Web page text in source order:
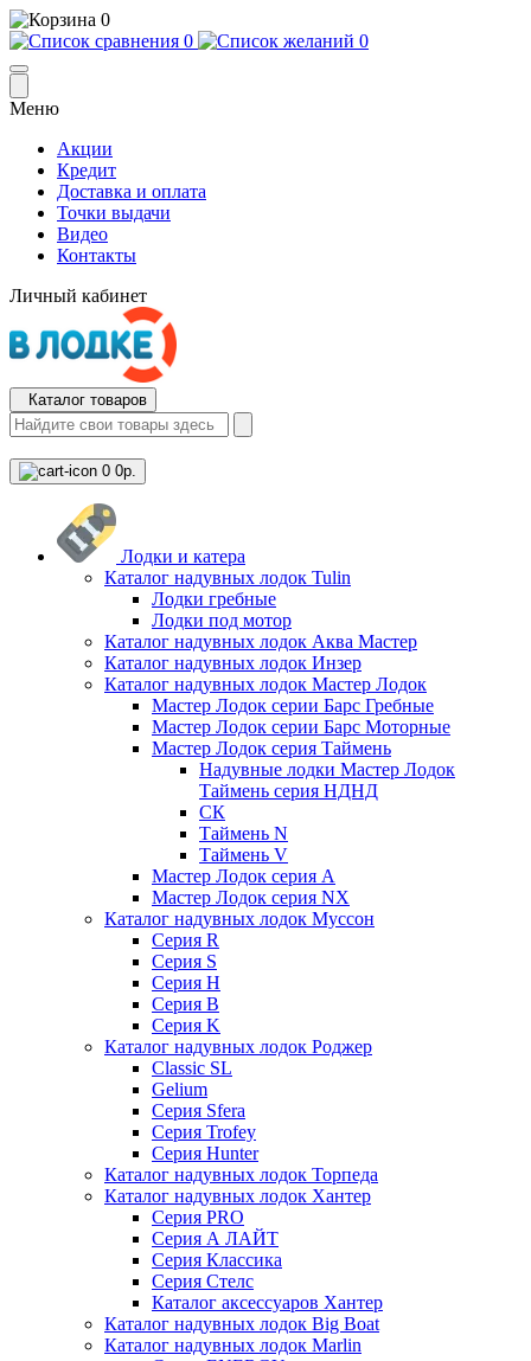
0
0
0
Меню
Акции
Кредит
Доставка и оплата
Точки выдачи
Видео
Контакты
Личный кабинет
Каталог товаров
0 0р.
Лодки и катера
Каталог надувных лодок Tulin
Лодки гребные
Лодки под мотор
Каталог надувных лодок Аква Мастер
Каталог надувных лодок Инзер
Каталог надувных лодок Мастер Лодок
Мастер Лодок серии Барс Гребные
Мастер Лодок серии Барс Моторные
Мастер Лодок серия Таймень
Надувные лодки Мастер Лодок
Таймень серия НДНД
СК
Таймень N
Таймень V
Мастер Лодок серия А
Мастер Лодок серия NX
Каталог надувных лодок Муссон
Серия R
Серия S
Серия H
Серия B
Серия K
Каталог надувных лодок Роджер
Classic SL
Gelium
Серия Sfera
Серия Trofey
Серия Hunter
Каталог надувных лодок Торпеда
Каталог надувных лодок Хантер
Серия PRO
Серия А ЛАЙТ
Серия Классика
Серия Стелс
Каталог аксессуаров Хантер
Каталог надувных лодок Big Boat
Каталог надувных лодок Marlin